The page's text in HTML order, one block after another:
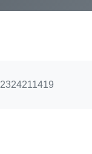
2324211419